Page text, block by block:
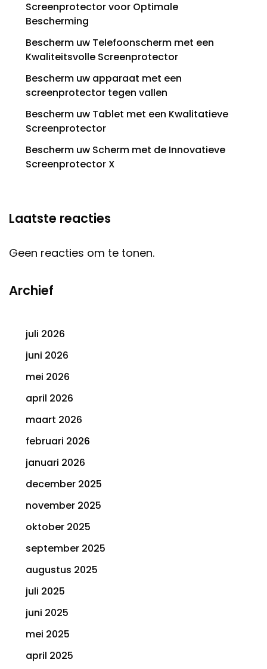
Screenprotector voor Optimale
Bescherming
Bescherm uw Telefoonscherm met een
Kwaliteitsvolle Screenprotector
Bescherm uw apparaat met een
screenprotector tegen vallen
Bescherm uw Tablet met een Kwalitatieve
Screenprotector
Bescherm uw Scherm met de Innovatieve
Screenprotector X
Laatste reacties
Geen reacties om te tonen.
Archief
juli 2026
juni 2026
mei 2026
april 2026
maart 2026
februari 2026
januari 2026
december 2025
november 2025
oktober 2025
september 2025
augustus 2025
juli 2025
juni 2025
mei 2025
april 2025